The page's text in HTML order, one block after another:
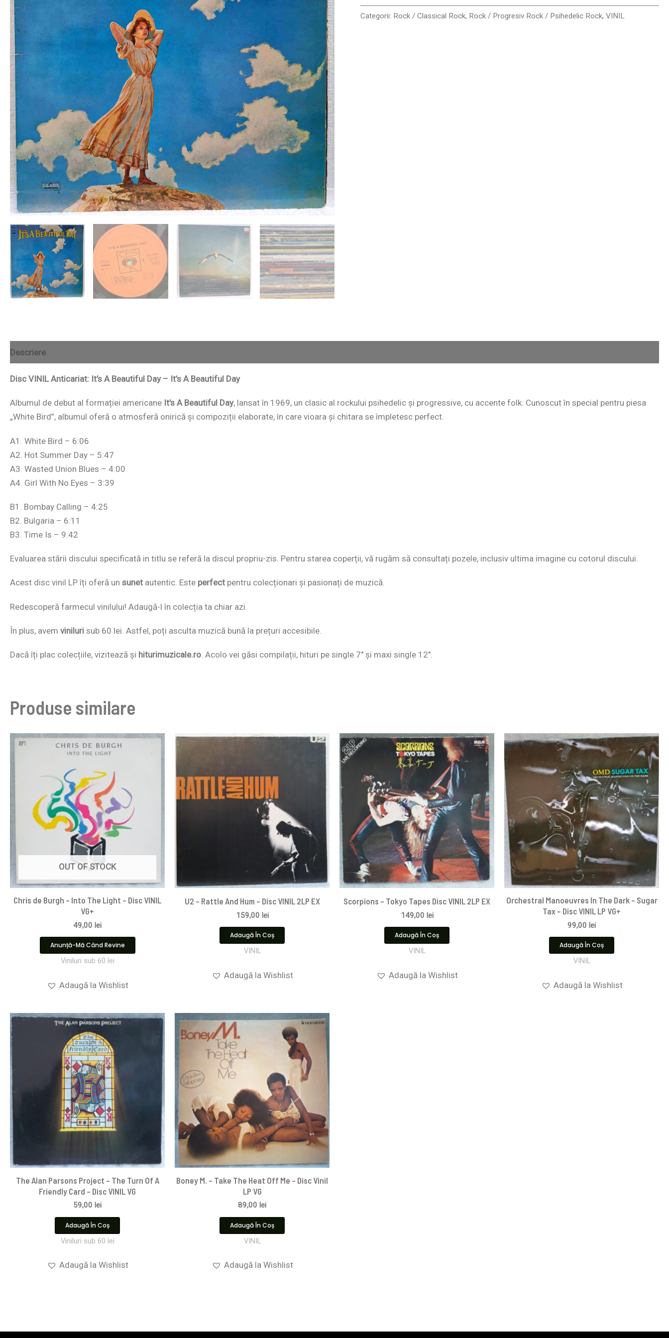
Disc
VINIL
Categorii: Rock / Classical Rock, Rock / Progresiv Rock / Psihedelic Rock,VINIL
Descriere
Disc VINIL Anticariat: It’s A Beautiful Day – It’s A Beautiful Day
Albumul de debut al formației americane It’s A Beautiful Day, lansat în 1969, un clasic al rockului psihedelic și progressive, cu accente folk. Cunoscut în special pentru piesa
„White Bird”, albumul oferă o atmosferă onirică și compoziții elaborate, în care vioara și chitara se împletesc perfect.
A1. White Bird – 6:06
A2. Hot Summer Day – 5:47
A3. Wasted Union Blues – 4:00
A4. Girl With No Eyes – 3:39
B1. Bombay Calling – 4:25
B2. Bulgaria – 6:11
B3. Time Is – 9:42
Evaluarea stării discului specificată in titlu se referă la discul propriu-zis. Pentru starea coperții, vă rugăm să consultați pozele, inclusiv ultima imagine cu cotorul discului.
Acest disc vinil LP îți oferă un sunet autentic. Este perfect pentru colecționari și pasionați de muzică.
Redescoperă farmecul vinilului! Adaugă-l în colecția ta chiar azi.
În plus, avem viniluri sub 60 lei. Astfel, poți asculta muzică bună la prețuri accesibile.
Dacă îți plac colecțiile, vizitează și hiturimuzicale.ro. Acolo vei găsi compilații, hituri pe single 7″ și maxi single 12″.
Produse similare
OUT OF STOCK
Chris de Burgh – Into The Light – Disc VINIL
VG+
49,00 lei
Anunță-Mă Când Revine
Viniluri sub 60 lei
Adaugă la Wishlist
U2 – Rattle And Hum – Disc VINIL 2LP EX
159,00 lei
Adaugă În Coș
VINIL
Adaugă la Wishlist
Scorpions ‎– Tokyo Tapes Disc VINIL 2LP EX
149,00 lei
Adaugă În Coș
VINIL
Adaugă la Wishlist
Orchestral Manoeuvres In The Dark – Sugar
Tax – Disc VINIL LP VG+
99,00 lei
Adaugă În Coș
VINIL
Adaugă la Wishlist
The Alan Parsons Project – The Turn Of A
Friendly Card – Disc VINIL VG
59,00 lei
Adaugă În Coș
Viniluri sub 60 lei
Adaugă la Wishlist
Boney M. – Take The Heat Off Me – Disc Vinil
LP VG
89,00 lei
Adaugă În Coș
VINIL
Adaugă la Wishlist